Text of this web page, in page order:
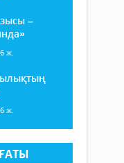
–
ж.
ж.